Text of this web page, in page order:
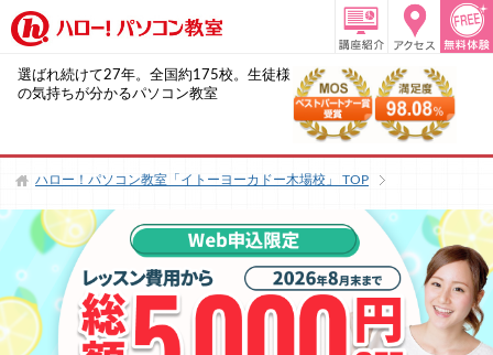
選ばれ続けて27年。全国約175校。生徒様
の気持ちが分かるパソコン教室
ハロー！パソコン教室「イトーヨーカドー木場校」 TOP